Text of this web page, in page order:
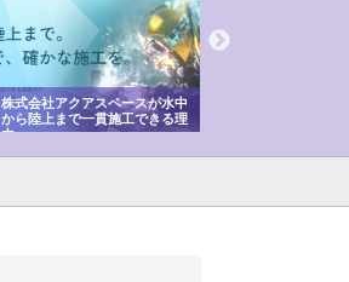
株式会社アクアスペースが水中
から陸上まで一貫施工できる理
由